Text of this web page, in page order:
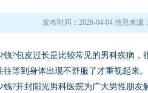
发布时间：2026-04-04 信息来源
包皮过长是比较常见的男科疾病，
等到身体出现不舒服了才重视起来。
开封阳光男科医院为广大男性朋友